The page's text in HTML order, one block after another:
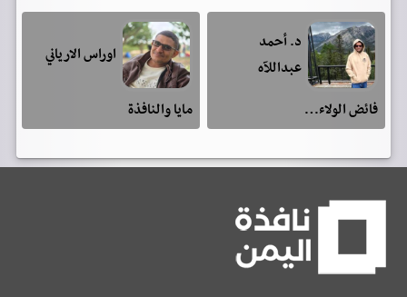
د. أحمد
عبداللآه
فائض الولاء…
اوراس الارياني
مايا والنافذة